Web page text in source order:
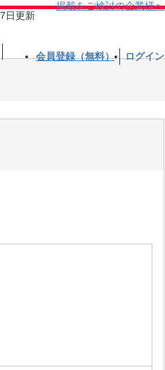
日更新
掲載をご検討の企業様へ
会員登録（無料） ログイン